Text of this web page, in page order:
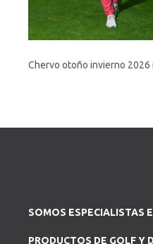
Chervo otoño invierno
SOMOS ESPECIALISTAS
PRODUCTOS DE GOLF Y